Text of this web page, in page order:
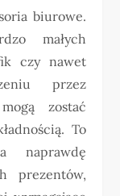
biurowe.
małych
czy nawet
przez
zostać
To
naprawdę
prezentów,